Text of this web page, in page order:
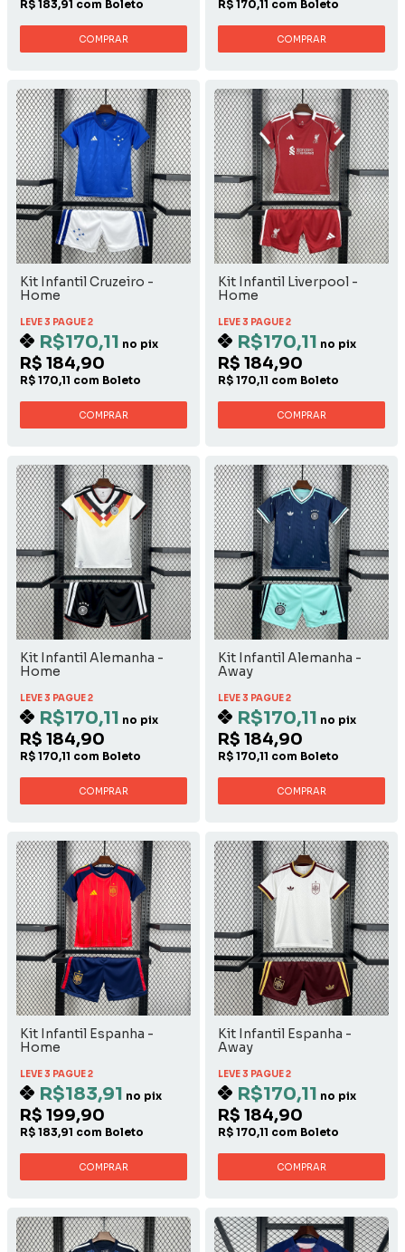
R$ 183,91 com Boleto
COMPRAR
R$ 170,11 com Boleto
COMPRAR
Kit Infantil Cruzeiro -
Home
LEVE 3 PAGUE 2
R$170,11 no pix
R$ 184,90
R$ 170,11 com Boleto
COMPRAR
Kit Infantil Liverpool -
Home
LEVE 3 PAGUE 2
R$170,11 no pix
R$ 184,90
R$ 170,11 com Boleto
COMPRAR
Kit Infantil Alemanha -
Home
LEVE 3 PAGUE 2
R$170,11 no pix
R$ 184,90
R$ 170,11 com Boleto
COMPRAR
Kit Infantil Alemanha -
Away
LEVE 3 PAGUE 2
R$170,11 no pix
R$ 184,90
R$ 170,11 com Boleto
COMPRAR
Kit Infantil Espanha -
Home
LEVE 3 PAGUE 2
R$183,91 no pix
R$ 199,90
R$ 183,91 com Boleto
COMPRAR
Kit Infantil Espanha -
Away
LEVE 3 PAGUE 2
R$170,11 no pix
R$ 184,90
R$ 170,11 com Boleto
COMPRAR